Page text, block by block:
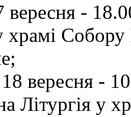
вересня -
Собору
вересня -
Літургія у